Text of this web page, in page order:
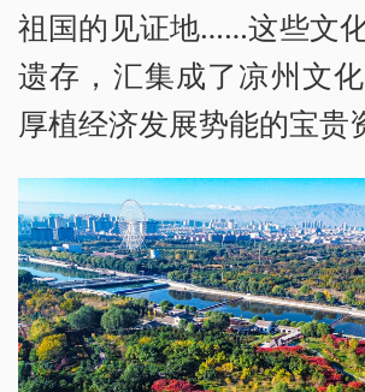
祖国的见证地……这些文
遗存，汇集成了凉州文
厚植经济发展势能的宝贵